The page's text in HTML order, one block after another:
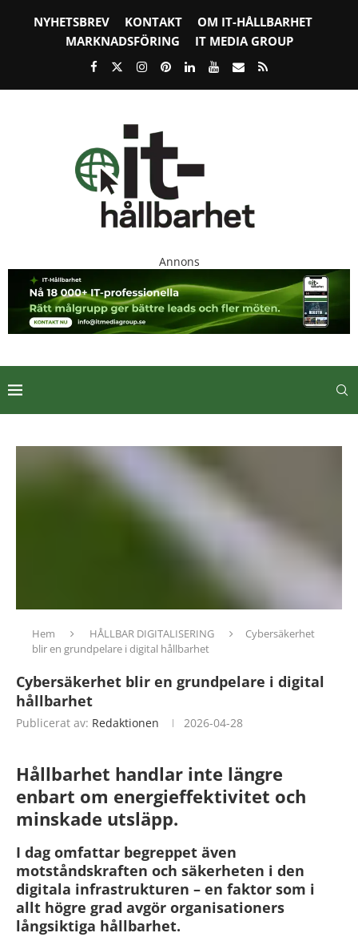
NYHETSBREV KONTAKT
OM IT-HÅLLBARHET
MARKNADSFÖRING
IT MEDIA GROUP
Annons
Hem HÅLLBAR DIGITALISERING
Cybersäkerhet
blir en grundpelare i digital hållbarhet
Cybersäkerhet blir en grundpelare i digital
hållbarhet
Publicerat av: Redaktionen 2026-04-28
Hållbarhet handlar inte längre
enbart om energieffektivitet och
minskade utsläpp.
I dag omfattar begreppet även
motståndskraften och säkerheten i den
digitala infrastrukturen – en faktor som i
allt högre grad avgör organisationers
långsiktiga hållbarhet.